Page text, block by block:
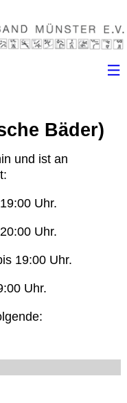
Bäder)
und ist an
Uhr.
Uhr.
19:00 Uhr.
Uhr.